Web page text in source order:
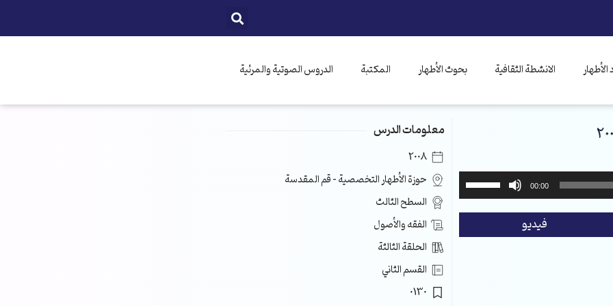
الانشطة الثقافية بحوث الأطهار المكتبة الدروس الصوتية والمرئية
00:00
استخدم
الأسهم
فيديو
معلومات الدرس
2008
حوزة الأطهار التخصصية – قم المقدسة
السطح الثالث
الفقه والأصول
الحلقة الثالثة
القسم الثاني
0130